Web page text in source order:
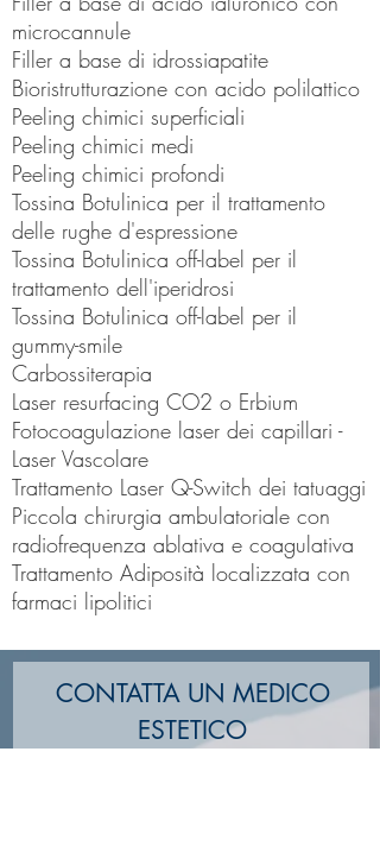
microcannule
Filler a base di idrossiapatite
Bioristrutturazione con acido polilattico
Peeling chimici superficiali
Peeling chimici medi
Peeling chimici profondi
Tossina Botulinica per il trattamento
delle rughe d'espressione
Tossina Botulinica off-label per il
trattamento dell'iperidrosi
Tossina Botulinica off-label per il
gummy-smile
Carbossiterapia
Laser resurfacing CO2 o Erbium
Fotocoagulazione laser dei capillari -
Laser Vascolare
Trattamento Laser Q-Switch dei tatuaggi
Piccola chirurgia ambulatoriale con
radiofrequenza ablativa e coagulativa
Trattamento Adiposità localizzata con
farmaci lipolitici
CONTATTA UN MEDICO
ESTETICO